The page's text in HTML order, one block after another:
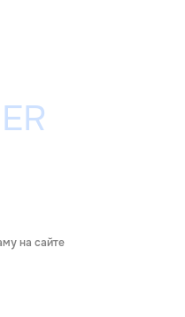
на сайте